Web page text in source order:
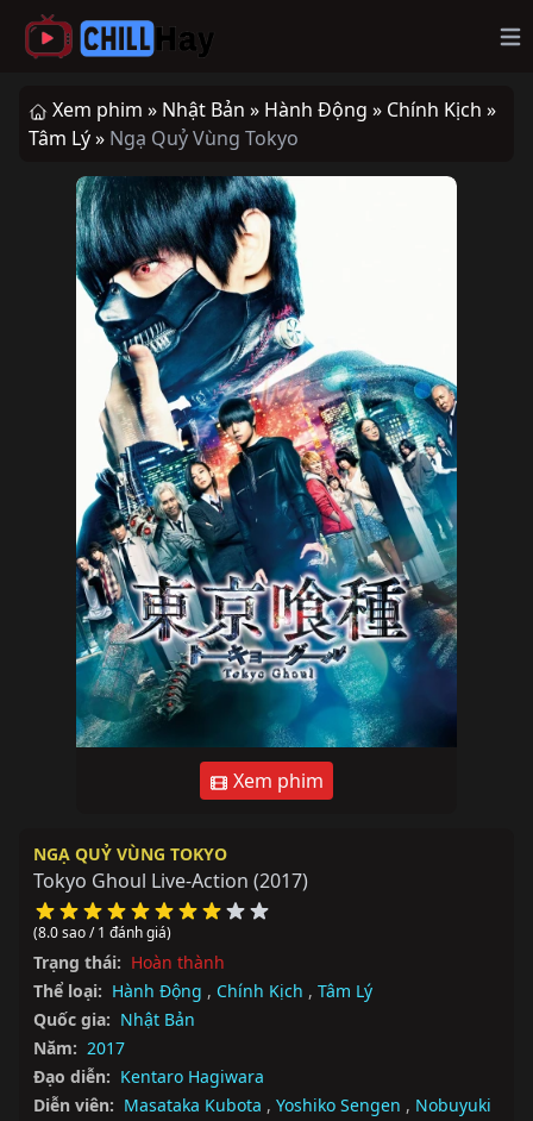
Xem phim » Nhật Bản » Hành Động » Chính Kịch »
Tâm Lý » Ngạ Quỷ Vùng Tokyo
Xem phim
NGẠ QUỶ VÙNG TOKYO
Tokyo Ghoul Live-Action (2017)
(8.0 sao / 1 đánh giá)
Trạng thái: Hoàn thành
Thể loại: Hành Động , Chính Kịch , Tâm Lý
Quốc gia: Nhật Bản
Năm: 2017
Đạo diễn: Kentaro Hagiwara
Diễn viên: Masataka Kubota , Yoshiko Sengen , Nobuyuki